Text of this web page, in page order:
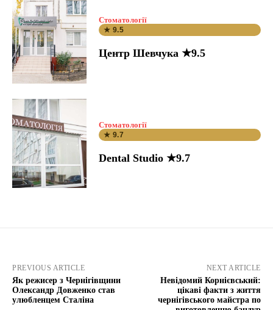
Стоматології
★ 9.5
Центр Шевчука ★9.5
Стоматології
★ 9.7
Dental Studio ★9.7
PREVIOUS ARTICLE
Як режисер з Чернігівщини
Олександр Довженко став
улюбленцем Сталіна
NEXT ARTICLE
Невідомий Корнієвський:
цікаві факти з життя
чернігівського майстра по